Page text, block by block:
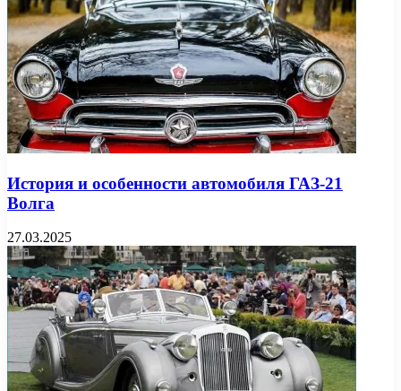
История и особенности автомобиля ГАЗ-21
Волга
27.03.2025